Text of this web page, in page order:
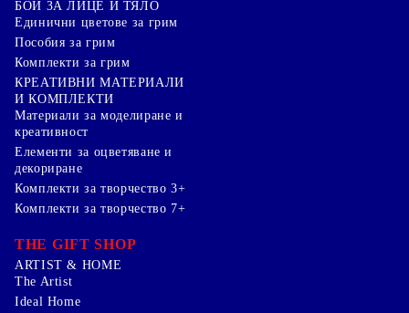
БОИ ЗА ЛИЦЕ И ТЯЛО
Единични цветове за грим
Пособия за грим
Комплекти за грим
КРЕАТИВНИ МАТЕРИАЛИ
И КОМПЛЕКТИ
Mатериали за моделиране и
креативност
Елементи за оцветяване и
декориране
Комплекти за творчество 3+
Комплекти за творчество 7+
THE GIFT SHOP
ARTIST & HOME
The Artist
Ideal Home